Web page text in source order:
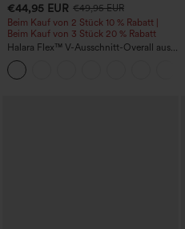
€44,95 EUR €49,95 EUR
Beim Kauf von 2 Stück 10 % Rabatt |
Beim Kauf von 3 Stück 20 % Rabatt
Halara Flex™ V-Ausschnitt-Overall aus
gewaschenem Denim mit Taschen –
lässig